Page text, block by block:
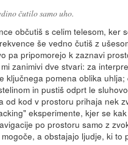
čutilo samo uho.
občutiš s celim telesom, ker
še vedno čutiš z
pa pripomorejo k zaznavi
zanimivi dve stvari: za
ključnega pomena oblika uhlja;
in pustiš odprt le
od kod v prostoru prihaja nek
eksperimente, kjer se
po prostoru samo z
a obstajajo ljudje, ki to